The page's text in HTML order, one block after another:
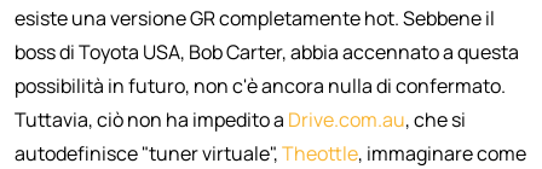
esiste una versione GR completamente hot. Sebbene il
boss di Toyota USA, Bob Carter, abbia accennato a questa
possibilità in futuro, non c'è ancora nulla di confermato.
Tuttavia, ciò non ha impedito a Drive.com.au, che si
autodefinisce "tuner virtuale",Theottle, immaginare come